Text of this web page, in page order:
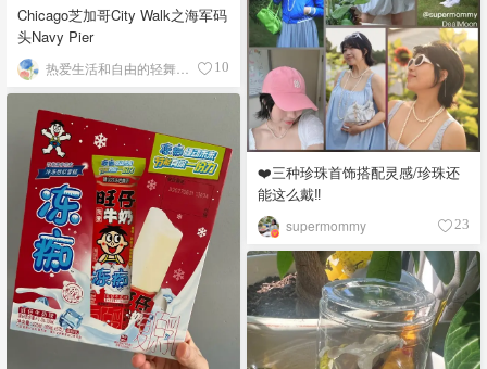
❤️三种珍珠首饰搭配灵感/珍珠还
能这么戴‼️
supermommy 23
Chicago芝加哥City Walk之海军码
头Navy Pier
10